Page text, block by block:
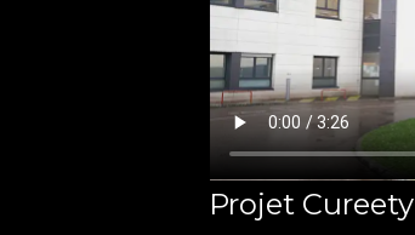
Projet Cureety